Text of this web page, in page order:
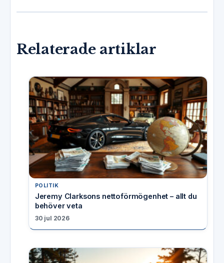
Relaterade artiklar
POLITIK
Jeremy Clarksons nettoförmögenhet – allt du
behöver veta
30 jul 2026